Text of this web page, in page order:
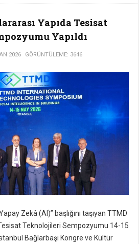
Yapıda Tesisat
Yapıldı
2026 GÖRÜNTÜLEME: 3646
Zekâ (AI)” başlığını taşıyan TTMD
Teknolojileri Sempozyumu 14-15
Bağlarbaşı Kongre ve Kültür